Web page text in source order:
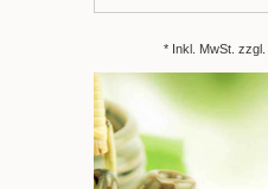
* Inkl. MwSt. zzgl.